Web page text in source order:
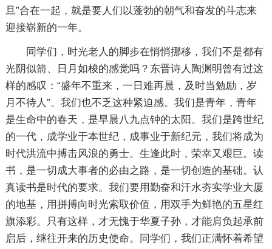
旦”合在一起，就是要人们以蓬勃的朝气和奋发的斗志来
迎接崭新的一年。
同学们，时光老人的脚步在悄悄挪移，我们不是都有
光阴似箭、日月如梭的感觉吗？东晋诗人陶渊明曾有过这
样的感叹：“盛年不重来，一日难再晨，及时当勉励，岁
月不待人”。我们也不乏这种紧迫感。我们是青年，青年
是生命中的春天，是早晨八九点钟的太阳。我们是跨世纪
的一代，成学业于本世纪，成事业于新纪元，我们将成为
时代洪流中搏击风浪的勇士。生逢此时，荣幸又艰巨。读
书，是一切成大事者的必由之路，是一切创造的基础。认
真读书是时代的要求。我们要用勤奋和汗水夯实学业大厦
的地基，用拼搏向时光索取价值，用双手为鲜艳的五星红
旗添彩。只有这样，才无愧于华夏子孙，才能肩负起承前
启后，继往开来的历史使命。同学们，我们正满怀着希望